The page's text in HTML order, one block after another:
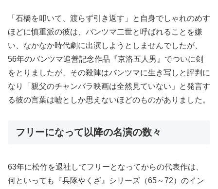
「石橋を叩いて、渡らず引き返す」と自身でしゃれのめす
ほどに慎重派の彼は、バンツマ二世と呼ばれることを嫌
い、なかなか時代劇に出演しようとしませんでしたが、
56年のバンツマ追善記念作品『京洛五人男』でついに剣
をとりましたが、その殺陣はバンツマに生き写しと評判に
なり「親父のチャンバラ映画は全然見ていない」と発言す
る彼の言葉は嘘としか思えないほどのものがありました。
フリーになって以降の名演の数々
63年に松竹を退社してフリーとなってからの代表作は、
何といっても『兵隊やくざ』シリーズ（65～72）のイン